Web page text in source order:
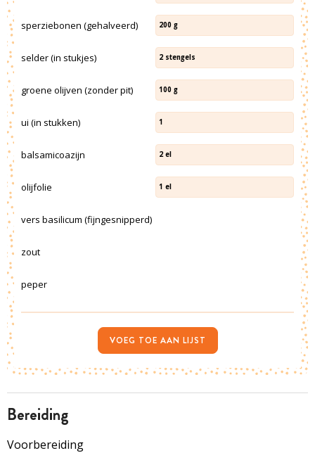
bereiding
Voorbereiding
sperziebonen (gehalveerd) 200 g
selder (in stukjes) 2 stengels
groene olijven (zonder pit) 100 g
ui (in stukken) 1
balsamicoazijn 2 el
olijfolie 1 el
vers basilicum (fijngesnipperd)
zout
peper
VOEG TOE AAN LIJST